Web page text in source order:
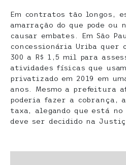
Em contratos tão longos,
amarração do que pode ou
causar embates. Em São
concessionária Uriba quer
300 a R$ 1,5 mil para
atividades físicas que
privatizado em 2019 em
anos. Mesmo a prefeitura
poderia fazer a cobrança,
taxa, alegando que está
deve ser decidido na